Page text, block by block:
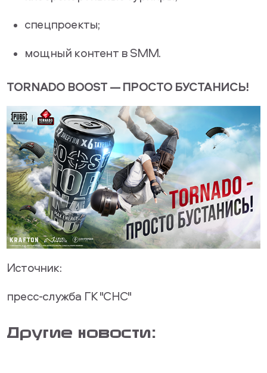
спецпроекты;
мощный контент в SMM.
TORNADO BOOST — ПРОСТО БУСТАНИСЬ!
Источник:
пресс-служба ГК "СНС"
Другие новости: